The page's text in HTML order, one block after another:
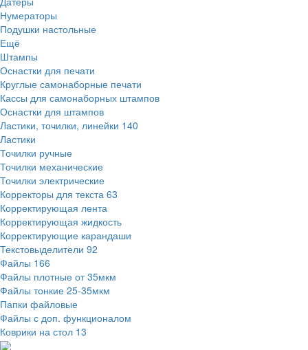
Нумераторы
Подушки настольные
Ещё
Штампы
Оснастки для печати
Круглые самонаборные печати
Кассы для самонаборных штампов
Оснастки для штампов
Ластики, точилки, линейки 140
Ластики
Точилки ручные
Точилки механические
Точилки электрические
Корректоры для текста 63
Корректирующая лента
Корректирующая жидкость
Корректирующие карандаши
Текстовыделители 92
Файлы 166
Файлы плотные от 35мкм
Файлы тонкие 25-35мкм
Папки файловые
Файлы с доп. функционалом
Коврики на стол 13